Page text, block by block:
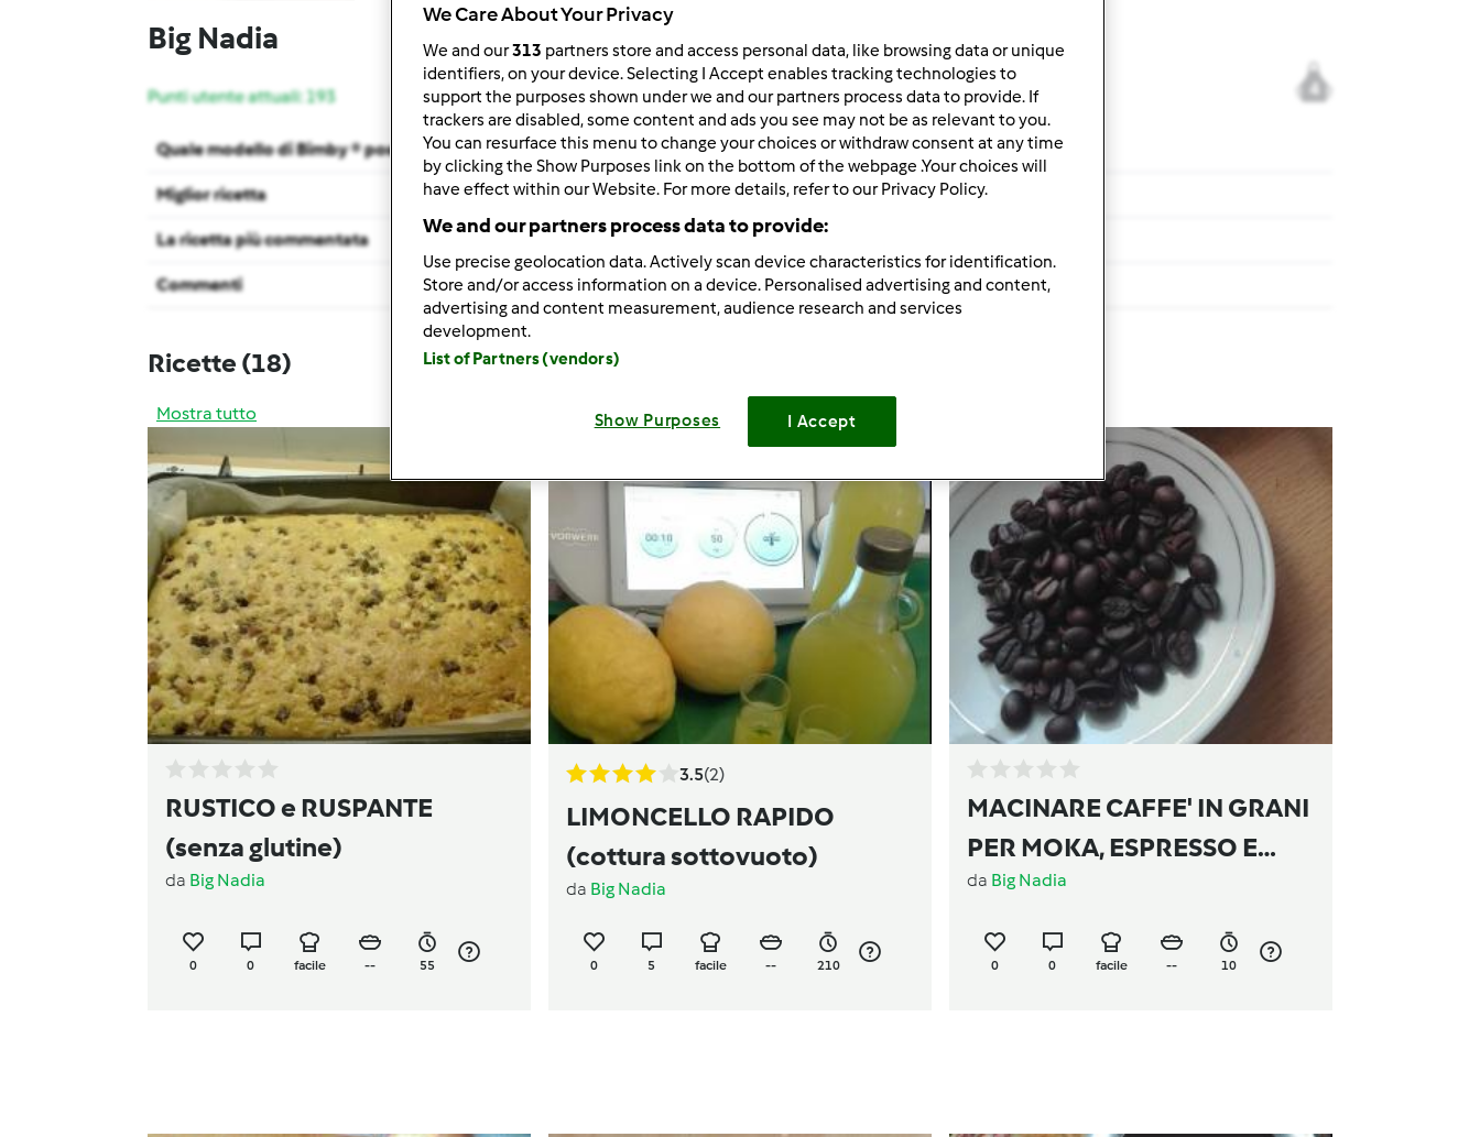
Big Nadia
4
Punti utente attuali: 193
Quale modello di Bimby ® possiedi ? tm6
Miglior ricetta LIMONCELLO RAPIDO (cottura sottovuoto)
La ricetta più commentata LIMONCELLO RAPIDO (cottura sottovuoto)
Commenti 14
Ricette (18)
Mostra tutto
RUSTICO e RUSPANTE
(senza glutine)
da Big Nadia
0 0 facile -- 55
3.5(2)
LIMONCELLO RAPIDO
(cottura sottovuoto)
da Big Nadia
0 5 facile -- 210
MACINARE CAFFE' IN GRANI
PER MOKA, ESPRESSO E
ALLA TURCA
da Big Nadia
0 0 facile -- 10
We Care About Your Privacy
We and our313 partners store and access personal data, like browsing data or unique
identifiers, on your device. Selecting I Accept enables tracking technologies to
support the purposes shown under we and our partners process data to provide. If
trackers are disabled, some content and ads you see may not be as relevant to you.
You can resurface this menu to change your choices or withdraw consent at any time
by clicking the Show Purposes link on the bottom of the webpage .Your choices will
have effect within our Website. For more details, refer to our Privacy Policy.
We and our partners process data to provide:
Use precise geolocation data. Actively scan device characteristics for identification.
Store and/or access information on a device. Personalised advertising and content,
advertising and content measurement, audience research and services
development.
List of Partners (vendors)
Show Purposes I Accept